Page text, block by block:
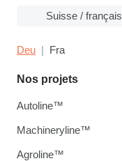
Suisse / français
Deu Fra
Nos projets
Autoline™
Machineryline™
Agroline™